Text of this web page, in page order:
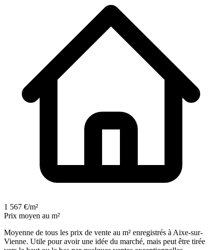
1 567 €/m²
Prix moyen au m²
Moyenne de tous les prix de vente au m² enregistrés à Aixe-sur-
Vienne. Utile pour avoir une idée du marché, mais peut être tirée